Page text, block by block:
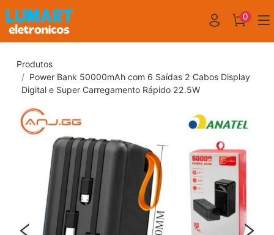
0
Produtos
Power Bank 50000mAh com 6 Saídas 2 Cabos Display
Digital e Super Carregamento Rápido 22.5W